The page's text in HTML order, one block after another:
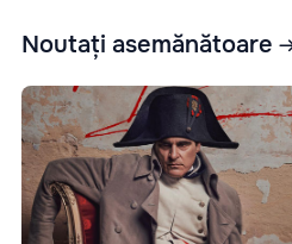
Noutați asemănătoare